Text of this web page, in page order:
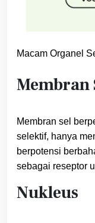
Macam Organel
Membran
Membran sel
selektif, hanya
berpotensi
sebagai reseptor
Nukleus